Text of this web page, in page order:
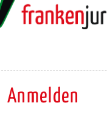
Anmelden